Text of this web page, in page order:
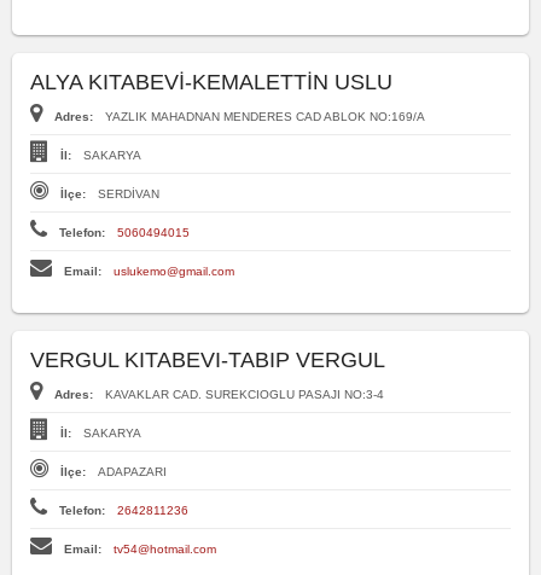
ALYA KITABEVİ-KEMALETTİN USLU
Adres: YAZLIK MAHADNAN MENDERES CAD ABLOK NO:169/A
İl: SAKARYA
İlçe: SERDİVAN
Telefon: 5060494015
Email: uslukemo@gmail.com
VERGUL KITABEVI-TABIP VERGUL
Adres: KAVAKLAR CAD. SUREKCIOGLU PASAJI NO:3-4
İl: SAKARYA
İlçe: ADAPAZARI
Telefon: 2642811236
Email: tv54@hotmail.com